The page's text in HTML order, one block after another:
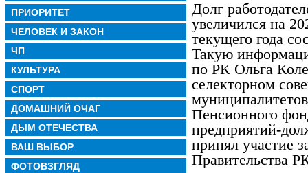
ПРИОРИТЕТ
ЧЕЛОВЕК И ЗАКОН
ЧП
КУЛЬТУРА
СПОРТ
ДОМАШНИЙ ОЧАГ
ДЫМ ОТЕЧЕСТВА
ВАШ ВЫБОР
ФОТОВЗГЛЯД
Долг
увеличился на
текущего года
Такую
по РК Ольга
селекторном
Пенсионного
предприятий-
принял участие
Правительства